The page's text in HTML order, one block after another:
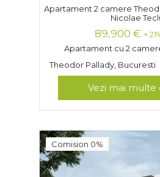
Apartament 2 camere
Nicolae
89,900 € +
Apartament cu 2
Theodor Pallady, Bucuresti
Vezi mai multe
Comision 0%